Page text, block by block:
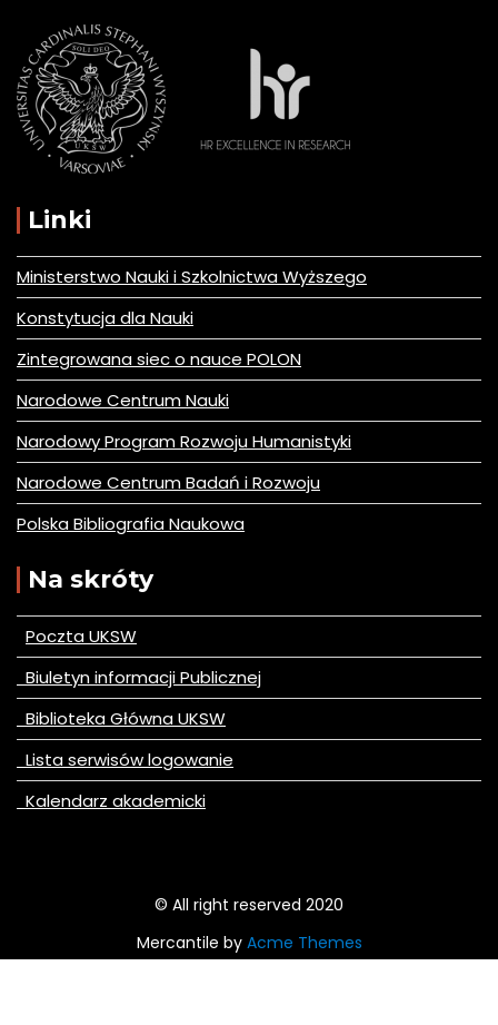
Linki
Ministerstwo Nauki i Szkolnictwa Wyższego
Konstytucja dla Nauki
Zintegrowana siec o nauce POLON
Narodowe Centrum Nauki
Narodowy Program Rozwoju Humanistyki
Narodowe Centrum Badań i Rozwoju
Polska Bibliografia Naukowa
Na skróty
Poczta UKSW
Biuletyn informacji Publicznej
Biblioteka Główna UKSW
Lista serwisów logowanie
Kalendarz akademicki
© All right reserved 2020
Mercantile by Acme Themes